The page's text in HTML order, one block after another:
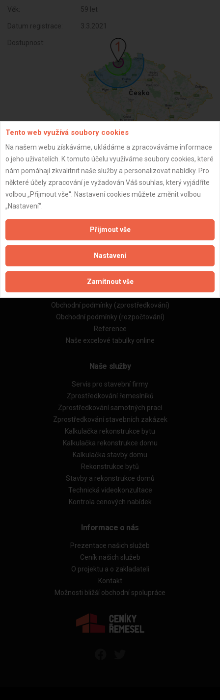
Věk: 59 let
Datum registrace: 3.3.2021
Dostupnost:
ZPĚT
Aktualizováno z portálu ARES dne 30.12.2023 04:15:26
Důležité informace
Naše firmy a řemeslníci
Zpracování a ochrana osobních údajů
Zásady pro používání souborů cookie
Obchodní podmínky (zprostředkování)
Obchodní podmínky (rozpočtování)
Reference
Naše excelové tabulky online
Naše služby
Servis pro stavební firmy
Zprostředkování řemeslníků
Zprostředkování samotných prací
Zprostředkování stavebních zakázek
Kalkulačka rekonstrukce bytu
Kalkulačka rekonstrukce domu
Kalkulačka stavby domu
Rekonstrukce bytů
Stavby a rekonstrukce domů
Technická videokonzultace
Kontrola cenových nabídek
Informace o nás
Prezentace našich služeb
Ceník našich služeb
O projektu a o zakladateli
Kontakt
Možnosti bližší obchodní spolupráce
Tento web využívá soubory cookies
Na našem webu získáváme, ukládáme a zpracováváme informace
o jeho uživatelích. K tomuto účelu využíváme soubory cookies, které
nám pomáhají zkvalitnit naše služby a personalizovat nabídky. Pro
některé účely zpracování je vyžadován Váš souhlas, který vyjádříte
volbou „Přijmout vše“. Nastavení cookies můžete změnit volbou
„Nastavení“.
Přijmout vše
Nastavení
Zamítnout vše